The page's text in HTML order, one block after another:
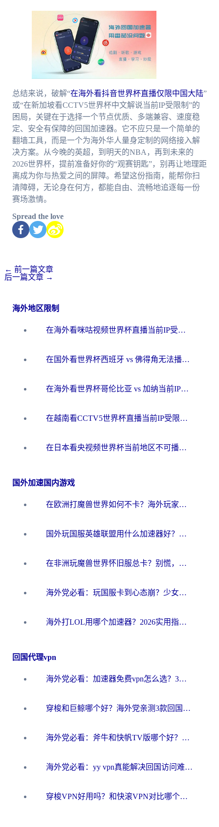
总结来说，破解“在海外看抖音世界杯直播仅限中国大陆”
或“在新加坡看CCTV5世界杯中文解说当前IP受限制”的
困局，关键在于选择一个节点优质、多端兼容、速度稳
定、安全有保障的回国加速器。它不应只是一个简单的
翻墙工具，而是一个为海外华人量身定制的网络接入解
决方案。从今晚的英超，到明天的NBA，再到未来的
2026世界杯，提前准备好你的“观赛钥匙”，别再让地理距
离成为你与热爱之间的屏障。希望这份指南，能帮你扫
清障碍，无论身在何方，都能自由、流畅地追逐每一份
赛场激情。
Spread the love
← 前一篇文章
后一篇文章 →
海外地区限制
在海外看咪咕视频世界杯直播当前IP受限制？这篇指南帮你搞定所有体育赛事观看难题
在国外看世界杯西班牙 vs 佛得角无法播放？这篇指南帮你解锁所有中文体育直播
在海外看世界杯哥伦比亚 vs 加纳当前IP受限制？这篇指南帮你流畅看中文解说赛事
在越南看CCTV5世界杯直播当前IP受限制？海外党体育观赛终极指南来了
在日本看央视频世界杯当前地区不可播放？海外党体育观赛终极指南
国外加速国内游戏
在欧洲打魔兽世界如何不卡？海外玩家的国服游戏加速终极攻略
国外玩国服英雄联盟用什么加速器好？海外党亲测有效的国服游戏加速指南
在非洲玩魔兽世界怀旧服总卡？别慌，这份指南帮你丝滑开荒
海外党必看：玩国服卡到心态崩？少女前线云图计划加速器免费推荐+碧蓝航线足球世界流畅攻略
海外打LOL用哪个加速器？2026实用指南：从延迟到设备适配，一篇解决你的国服游戏痛点
回国代理vpn
海外党必看：加速器免费vpn怎么选？3步教你无缝访问国内资源
穿梭和巨鲸哪个好？海外党亲测3款回国加速器，教你避开90%的坑
海外党必看：斧牛和快帆TV版哪个好？3分钟选对回国加速器，无缝刷B站、追热剧
海外党必看：yy vpn真能解决回国访问难题？附云极initap测评+免费方案对比
穿梭VPN好用吗？和快滚VPN对比哪个回国效果更好？海外党选回国加速器必看指南